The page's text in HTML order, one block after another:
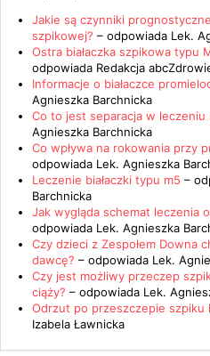
Jakie są czynniki
szpikowej? – odpowiada Lek.
Ostra białaczka szpikowa typu
odpowiada Redakcja
Informacje o białaczce
Agnieszka Barchnicka
Co to jest separacja w leczeniu
Agnieszka Barchnicka
Co wpływa na rokowania przy
odpowiada Lek. Agnieszka
Leczenie białaczki typu m5 –
Barchnicka
Jak wygląda schemat leczenia
odpowiada Lek. Agnieszka
Czy dzieci z Zespołem Downa
dawcę? – odpowiada Lek.
Czy jest możliwy przeczep
ciąży? – odpowiada Lek.
Odrzut po przeszczepie szpiku
Izabela Ławnicka